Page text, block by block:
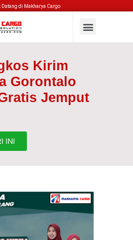
Datang di Makharya Cargo
Kirim
Gorontalo
Jemput
INI